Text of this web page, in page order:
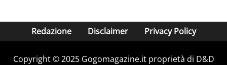
Redazione Disclaimer Privacy Policy
Copyright © 2025 Gogomagazine.it proprietà di D&D